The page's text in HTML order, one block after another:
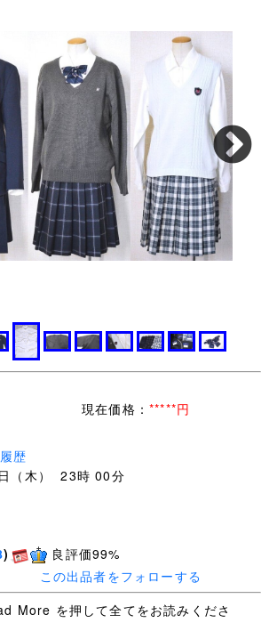
現在価格： *****円
歴
（木） 23時 00分
)
良評価99%
この出品者をフォローする
More を押して全てをお読みくださ